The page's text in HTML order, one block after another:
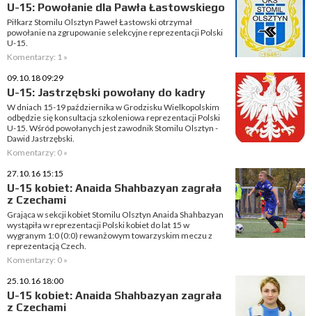
U-15: Powołanie dla Pawła Łastowskiego
Piłkarz Stomilu Olsztyn Paweł Łastowski otrzymał
powołanie na zgrupowanie selekcyjne reprezentacji Polski
U-15.
Komentarzy: 1 »
09.10.18 09:29
U-15: Jastrzębski powołany do kadry
W dniach 15-19 października w Grodzisku Wielkopolskim
odbędzie się konsultacja szkoleniowa reprezentacji Polski
U-15. Wśród powołanych jest zawodnik Stomilu Olsztyn -
Dawid Jastrzębski.
Komentarzy: 0 »
27.10.16 15:15
U-15 kobiet: Anaida Shahbazyan zagrała
z Czechami
Grająca w sekcji kobiet Stomilu Olsztyn Anaida Shahbazyan
wystąpiła w reprezentacji Polski kobiet do lat 15 w
wygranym 1:0 (0:0) rewanżowym towarzyskim meczu z
reprezentacją Czech.
Komentarzy: 0 »
25.10.16 18:00
U-15 kobiet: Anaida Shahbazyan zagrała
z Czechami